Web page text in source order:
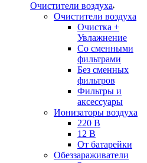
Очистители воздуха
Очистители воздуха
Очистка +
Увлажнение
Cо сменными
фильтрами
Без сменных
фильтров
Фильтры и
аксессуары
Ионизаторы воздуха
220 В
12 В
От батарейки
Обеззараживатели